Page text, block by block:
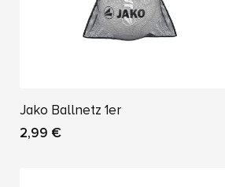
Jako Ballnetz 1er
2,99 €